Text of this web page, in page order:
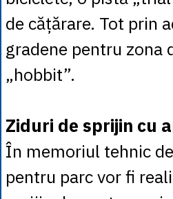
de cățărare. Tot prin
gradene pentru zona
„hobbit”.
Ziduri de sprijin cu
În memoriul tehnic
pentru parc vor fi